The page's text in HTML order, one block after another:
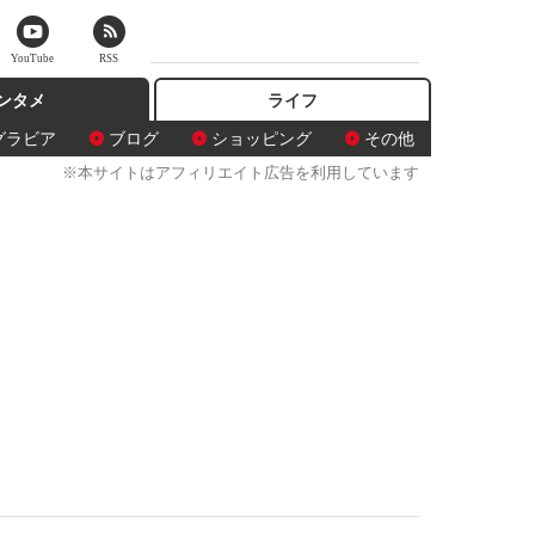
タメ
ラビア ブログ ショッピング その他
ライフ
※本サイトはアフィリエイト広告を利用しています
YouTube RSS